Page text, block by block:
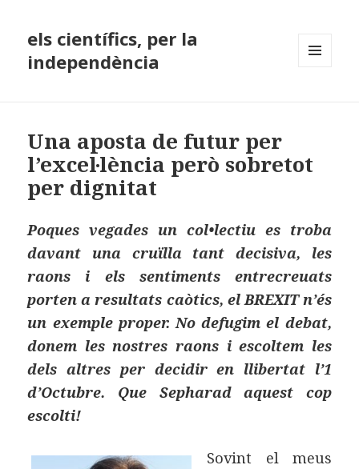
els científics, per la
independència
Una aposta de futur per
l’excel·lència però sobretot
per dignitat
Poques vegades un col•lectiu es troba
davant una cruïlla tant decisiva, les
raons i els sentiments entrecreuats
porten a resultats caòtics, el BREXIT n’és
un exemple proper. No defugim el debat,
donem les nostres raons i escoltem les
dels altres per decidir en llibertat l’1
d’Octubre. Que Sepharad aquest cop
escolti!
Sovint el meus